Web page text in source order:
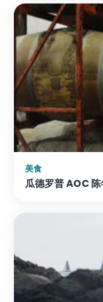
美食
瓜德罗普 AOC